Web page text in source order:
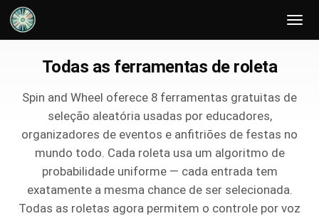
Todas as ferramentas de roleta
Spin and Wheel oferece 8 ferramentas gratuitas de
seleção aleatória usadas por educadores,
organizadores de eventos e anfitriões de festas no
mundo todo. Cada roleta usa um algoritmo de
probabilidade uniforme — cada entrada tem
exatamente a mesma chance de ser selecionada.
Todas as roletas agora permitem o controle por voz